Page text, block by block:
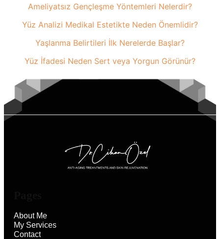
Ameliyatsız Gençleşme Yöntemleri Nelerdir?
Yüz Analizi Medikal Estetikte Neden Önemlidir?
Yaşlanma Belirtileri İlk Nerelerde Başlar?
Yüz İfadesi Neden Sert veya Yorgun Görünür?
About Me
My Services
Contact